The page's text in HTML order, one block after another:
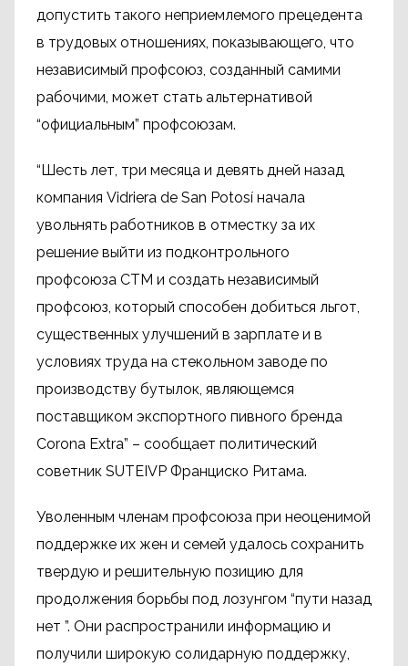
допустить такого неприемлемого прецедента
в трудовых отношениях, показывающего, что
независимый профсоюз, созданный самими
рабочими, может стать альтернативой
“официальным” профсоюзам.
“Шесть лет, три месяца и девять дней назад
компания Vidriera de San Potosí начала
увольнять работников в отместку за их
решение выйти из подконтрольного
профсоюза CTM и создать независимый
профсоюз, который способен добиться льгот,
существенных улучшений в зарплате и в
условиях труда на стекольном заводе по
производству бутылок, являющемся
поставщиком экспортного пивного бренда
Corona Extra” – сообщает политический
советник SUTEIVP Франциско Ритама.
Уволенным членам профсоюза при неоценимой
поддержке их жен и семей удалось сохранить
твердую и решительную позицию для
продолжения борьбы под лозунгом “пути назад
нет ”. Они распространили информацию и
получили широкую солидарную поддержку,